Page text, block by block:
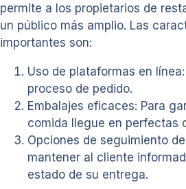
permite a los propietarios de
un público más amplio. Las
importantes son:
Uso de plataformas en línea:
proceso de pedido.
Embalajes eficaces: Para
comida llegue en perfectas
Opciones de seguimiento
mantener al cliente
estado de su entrega.